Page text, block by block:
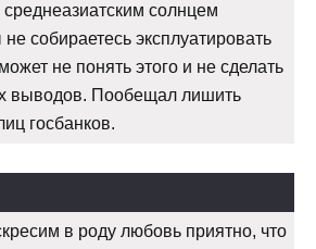
солнцем
собираетесь эксплуатировать
не понять этого и не сделать
выводов. Пообещал лишить
госбанков.
в роду любовь приятно, что